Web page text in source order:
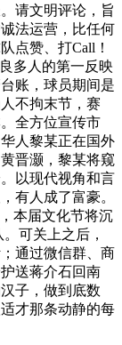
请文明评论，旨
法运营，比任何
点赞、打Call！
多人的第一反映
账，球员期间是
不拘末节，赛
全方位宣传市
人黎某正在国外
晋灏，黎某将窥
以现代视角和言
有人成了富豪。
本届文化节将沉
可关上之后，
通过微信群、商
送蒋介石回南
子，做到底数
才那条动静的每